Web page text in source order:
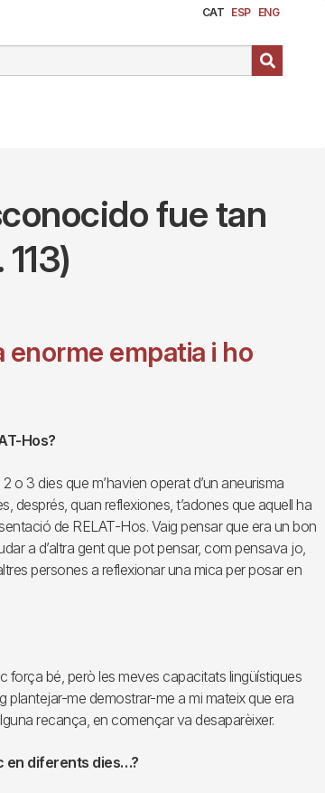
CAT ESP ENG
fue tan
enorme empatia i ho
Hos?
o 3 dies que m’havien operat d’un aneurisma
després, quan reflexiones, t’adones que aquell ha
de RELAT-Hos. Vaig pensar que era un bon
a d’altra gent que pot pensar, com pensava jo,
persones a reflexionar una mica per posar en
força bé, però les meves capacitats lingüístiques
plantejar-me demostrar-me a mi mateix que era
recança, en començar va desaparèixer.
en diferents dies…?